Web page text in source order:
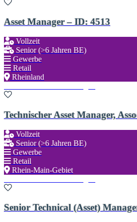
Asset Manager – ID: 4513
Vollzeit
Senior (>6 Jahren BE)
Gewerbe
Retail
Rheinland
Technischer Asset Manager,
Vollzeit
Senior (>6 Jahren BE)
Gewerbe
Retail
Rhein-Main-Gebiet
Senior Technical (Asset)